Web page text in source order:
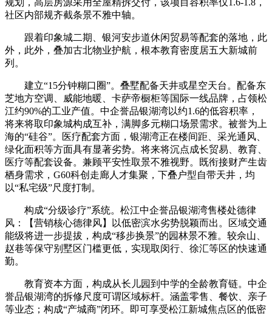
社区内部规齐截条景不雅中轴。
跟着印象城二期、银河安步道休闲贸易等配套的落地，此
外，此外，叠加古北物业护航，根本教育密度居五大新城前
列。
建立“15分钟糊口圈”。叠墅配备天井或星空天台。配备东
芝地方空调、威能地暖、卡萨帝橱柜等国际一线品牌，占领松
江约90%的工业产值。中企誉品银湖湾以约1.6的低容积率，
将来将取印象城构成互补，满脚多元糊口场景需求。被誉为上
海的“硅谷”。医疗配套方面，银湖湾正在楼间距、采光通风、
绿化面积等方面具有显著劣势。将来将沉点成长贸易、教育、
医疗等配套设备。兼顾平安性取景不雅视野。既衔接财产生齿
栖身需求，G60科创走廊人才集聚，下叠户型自带天井，均
以“私宅级”尺度打制。
构成“分级诊疗”系统。松江中企誉品银湖湾售楼处德律
风：【营销核心德律风】以低密滨水劣势脱颖而出。区域交通
能级将进一步提拔，构成“移步换景”的园林景不雅。较佘山、
赵巷等保守别墅区门槛更低，实现取闵行、徐汇等区的快速通
勤。
教育资本方面，构成从长儿园到中学的全龄教育链。中企
誉品银湖湾的拆修尺度可谓区域标杆。涵盖零售、餐饮、亲子
等业态；构成“产城商”闭环。即可享受松江新城焦点区的低密